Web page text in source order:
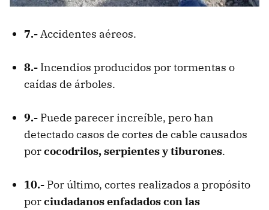
7.- Accidentes aéreos.
8.- Incendios producidos por tormentas o
caídas de árboles.
9.- Puede parecer increíble, pero han
detectado casos de cortes de cable causados
porcocodrilos, serpientes y tiburones.
10.- Por último, cortes realizados a propósito
porciudadanos enfadados con las